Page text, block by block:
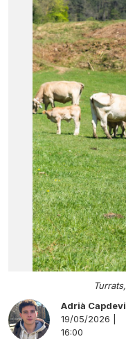
Adrià
19/05/2026 |
16:00